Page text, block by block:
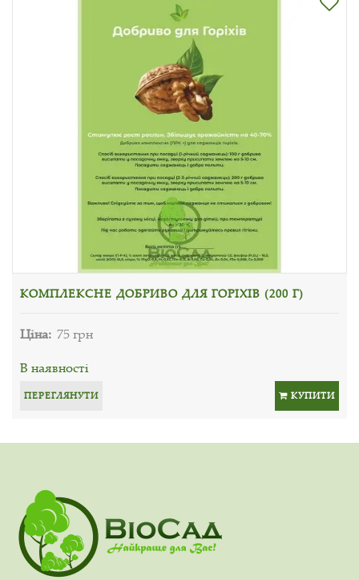
КОМПЛЕКСНЕ ДОБРИВО ДЛЯ ГОРІХІВ (200 Г)
Ціна: 75 грн
В наявності
ПЕРЕГЛЯНУТИ КУПИТИ